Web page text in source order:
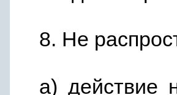
8. Не
а) действие